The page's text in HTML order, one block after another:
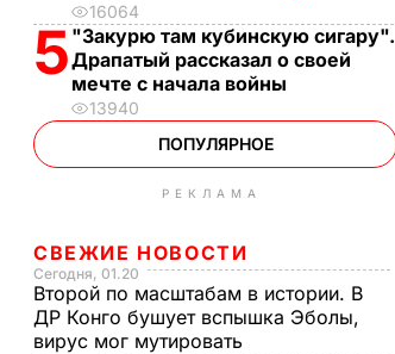
16064
5 "Закурю там кубинскую сигару".
Драпатый рассказал о своей
мечте с начала войны
13940
ПОПУЛЯРНОЕ
РЕКЛАМА
СВЕЖИЕ НОВОСТИ
Сегодня, 01.20
Второй по масштабам в истории. В
ДР Конго бушует вспышка Эболы,
вирус мог мутировать